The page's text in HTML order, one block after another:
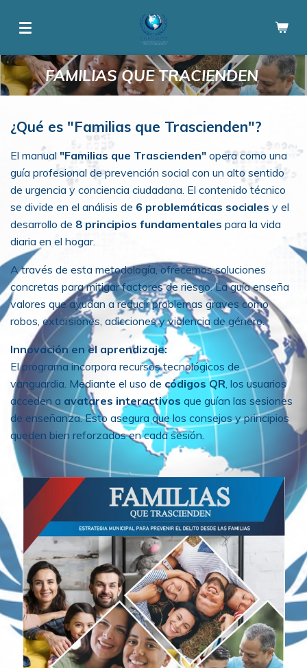
principalFAMILIAS QUE TRACIENDEN
¿Qué es "Familias que Trascienden"?
El manual "Familias que Trascienden" opera como una
guía profesional de prevención social con un alto sentido
de urgencia y conciencia ciudadana. El contenido técnico
se divide en el análisis de 6 problemáticas sociales y el
desarrollo de 8 principios fundamentales para la vida
diaria en el hogar.
A través de esta metodología, ofrecemos soluciones
concretas para mitigar factores de riesgo. La guía enseña
valores que ayudan a reducir problemas graves como
robos, extorsiones, adicciones y violencia de género.
Innovación en el aprendizaje:
El programa incorpora recursos tecnológicos de
vanguardia. Mediante el uso de códigos QR, los usuarios
acceden a avatares interactivos que guían las sesiones
de enseñanza. Esto asegura que los consejos y principios
queden bien reforzados en cada sesión.